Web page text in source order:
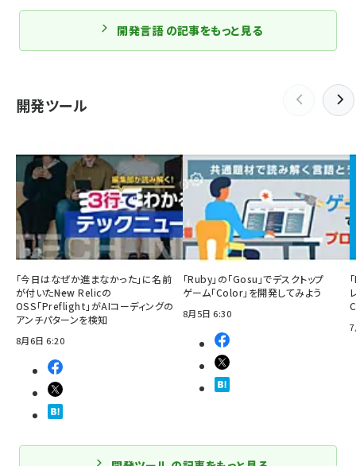
開発言語 の記事をもっと見る
開発ツール
「今日はなぜか進まなかった」に名前
が付いた――New Relicの
OSS「Preflight」がAIコーディングの
アンチパターンを検知
8月6日 6:20
「Ruby」の「Gosu」でデスクトップ
ゲーム「Color」を開発してみよう
8月5日 6:30